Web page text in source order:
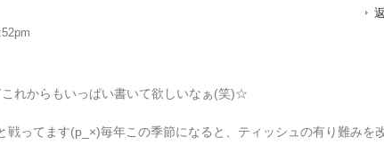
れからもいっぱい書いて欲しいなぁ(笑)☆
ってます(p_×)毎年この季節になると、ティッシュの有り難みを